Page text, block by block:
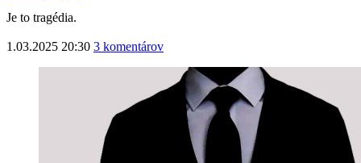
Je to tragédia.
1.03.2025 20:30 3 komentárov